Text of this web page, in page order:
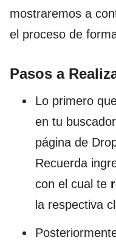
mostraremos a
el proceso de
Pasos a
Lo primero
en tu
página de
Recuerda
con el cual te
la respectiva